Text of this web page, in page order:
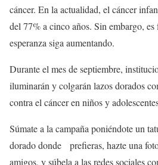
cáncer. En la actualidad, el cáncer
del 77% a cinco años. Sin embargo,
esperanza siga aumentando.
Durante el mes de septiembre,
iluminarán y colgarán lazos dorados
contra el cáncer en niños y
Súmate a la campaña poniéndote un
dorado donde prefieras, hazte una
amigos, y súbela a las redes sociales